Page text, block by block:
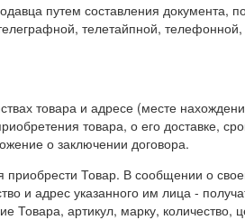
путем составления документа,
телетайпной, телефонной,
товара и адресе (месте
товара, о его доставке,
о заключении договора.
приобрести Товар. В сообщении о
и адрес указанного им лица -
Товара, артикул, марку, количество,